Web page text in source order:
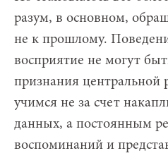
разум, в основном,
не к прошлому.
восприятие не могут
признания
учимся не за счет
данных, а постоянным
воспоминаний и